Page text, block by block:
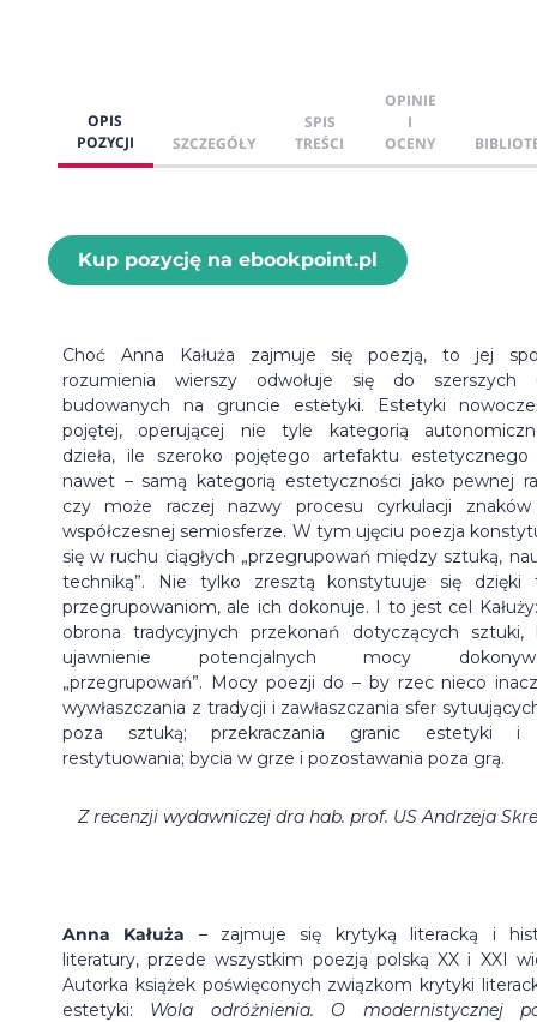
OPIS
POZYCJI
SZCZEGÓŁY
SPIS
TREŚCI
OPINIE
I
OCENY
Kup pozycję na ebookpoint.pl
Choć Anna Kałuża zajmuje się poezją, to jej
rozumienia wierszy odwołuje się do szerszych
budowanych na gruncie estetyki. Estetyki
pojętej, operującej nie tyle kategorią
dzieła, ile szeroko pojętego artefaktu estetycznego
nawet – samą kategorią estetyczności jako pewnej
czy może raczej nazwy procesu cyrkulacji
współczesnej semiosferze. W tym ujęciu poezja
się w ruchu ciągłych „przegrupowań między sztuką,
techniką”. Nie tylko zresztą konstytuuje się dzięki
przegrupowaniom, ale ich dokonuje. I to jest cel
obrona tradycyjnych przekonań dotyczących sztuki,
ujawnienie potencjalnych mocy
„przegrupowań”. Mocy poezji do – by rzec nieco
wywłaszczania z tradycji i zawłaszczania sfer
poza sztuką; przekraczania granic estetyki i
restytuowania; bycia w grze i pozostawania poza grą.
Z recenzji wydawniczej dra hab. prof. US Andrzeja
Anna Kałuża – zajmuje się krytyką literacką i
literatury, przede wszystkim poezją polską XX i XXI
Autorka książek poświęconych związkom krytyki
estetyki: Wola odróżnienia. O modernistycznej